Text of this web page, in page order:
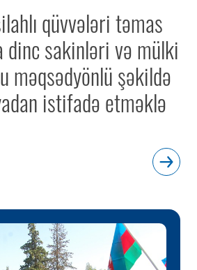
qüvvələri təmas
dinc sakinləri və mülki
məqsədyönlü şəkildə
istifadə etməklə